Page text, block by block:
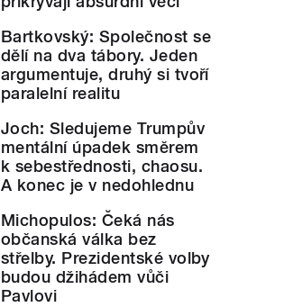
Bartkovský: Společnost se
dělí na dva tábory. Jeden
argumentuje, druhý si tvoří
paralelní realitu
Joch: Sledujeme Trumpův
mentální úpadek směrem
k sebestřednosti, chaosu.
A konec je v nedohlednu
Michopulos: Čeká nás
občanská válka bez
střelby. Prezidentské volby
budou džihádem vůči
Pavlovi